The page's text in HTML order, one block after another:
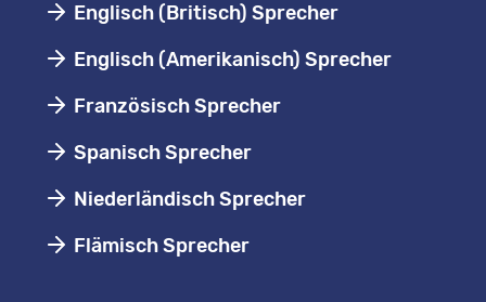
Englisch (Britisch) Sprecher
Englisch (Amerikanisch) Sprecher
Französisch Sprecher
Spanisch Sprecher
Niederländisch Sprecher
Flämisch Sprecher